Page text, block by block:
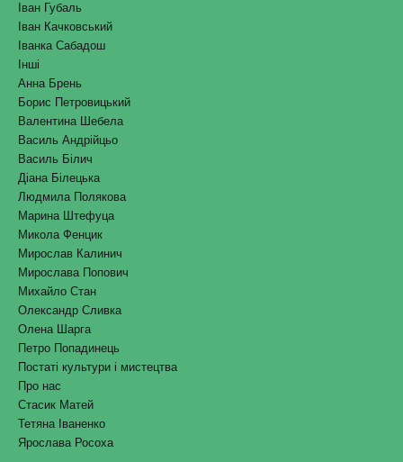
Іван Губаль
Іван Качковський
Іванка Сабадош
Інші
Анна Брень
Борис Петровицький
Валентина Шебела
Василь Андрійцьо
Василь Білич
Діана Білецька
Людмила Полякова
Марина Штефуца
Микола Фенцик
Мирослав Калинич
Мирослава Попович
Михайло Стан
Олександр Сливка
Олена Шарга
Петро Попадинець
Постаті культури і мистецтва
Про нас
Стасик Матей
Тетяна Іваненко
Ярослава Росоха